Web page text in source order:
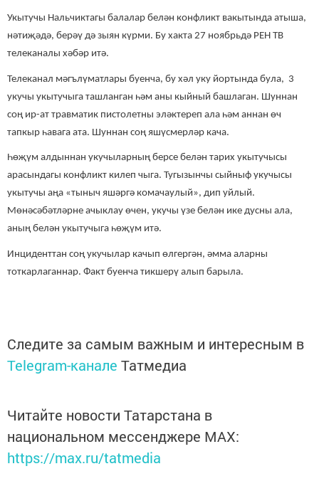
Укытучы Нальчиктагы балалар белән конфликт вакытында атыша,
нәтиҗәдә, берәү дә зыян күрми. Бу хакта 27 ноябрьдә РЕН ТВ
телеканалы хәбәр итә.
Телеканал мәгълүматлары буенча, бу хәл уку йортында була, 3
укучы укытучыга ташланган һәм аны кыйный башлаган. Шуннан
соң ир-ат травматик пистолетны эләктереп ала һәм аннан өч
тапкыр һавага ата. Шуннан соң яшүсмерләр кача.
Һөҗүм алдыннан укучыларның берсе белән тарих укытучысы
арасындагы конфликт килеп чыга. Тугызынчы сыйныф укучысы
укытучы аңа «тыныч яшәргә комачаулый», дип уйлый.
Мөнәсәбәтләрне ачыклау өчен, укучы үзе белән ике дусны ала,
аның белән укытучыга һөҗүм итә.
Инциденттан соң укучылар качып өлгергән, әмма аларны
тоткарлаганнар. Факт буенча тикшерү алып барыла.
Следите за самым важным и интересным в
Telegram-канале Татмедиа
Читайте новости Татарстана в
национальном мессенджере MАХ:
https://max.ru/tatmedia